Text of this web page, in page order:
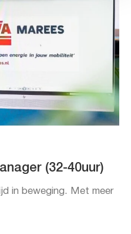
(32-40uur)
in beweging. Met meer